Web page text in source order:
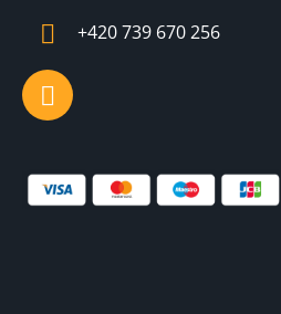
u
+420 739 670 256